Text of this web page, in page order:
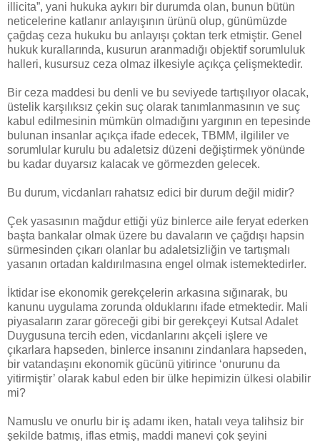
illicita”, yani hukuka aykırı bir durumda olan, bunun bütün
neticelerine katlanır anlayışının ürünü olup, günümüzde
çağdaş ceza hukuku bu anlayışı çoktan terk etmiştir. Genel
hukuk kurallarında, kusurun aranmadığı objektif sorumluluk
halleri, kusursuz ceza olmaz ilkesiyle açıkça çelişmektedir.
Bir ceza maddesi bu denli ve bu seviyede tartışılıyor olacak,
üstelik karşılıksız çekin suç olarak tanımlanmasının ve suç
kabul edilmesinin mümkün olmadığını yargının en tepesinde
bulunan insanlar açıkça ifade edecek, TBMM, ilgililer ve
sorumlular kurulu bu adaletsiz düzeni değiştirmek yönünde
bu kadar duyarsız kalacak ve görmezden gelecek.
Bu durum, vicdanları rahatsız edici bir durum değil midir?
Çek yasasının mağdur ettiği yüz binlerce aile feryat ederken
başta bankalar olmak üzere bu davaların ve çağdışı hapsin
sürmesinden çıkarı olanlar bu adaletsizliğin ve tartışmalı
yasanın ortadan kaldırılmasına engel olmak istemektedirler.
İktidar ise ekonomik gerekçelerin arkasına sığınarak, bu
kanunu uygulama zorunda olduklarını ifade etmektedir. Mali
piyasaların zarar göreceği gibi bir gerekçeyi Kutsal Adalet
Duygusuna tercih eden, vicdanlarını akçeli işlere ve
çıkarlara hapseden, binlerce insanını zindanlara hapseden,
bir vatandaşını ekonomik gücünü yitirince ‘onurunu da
yitirmiştir’ olarak kabul eden bir ülke hepimizin ülkesi olabilir
mi?
Namuslu ve onurlu bir iş adamı iken, hatalı veya talihsiz bir
şekilde batmış, iflas etmiş, maddi manevi çok şeyini